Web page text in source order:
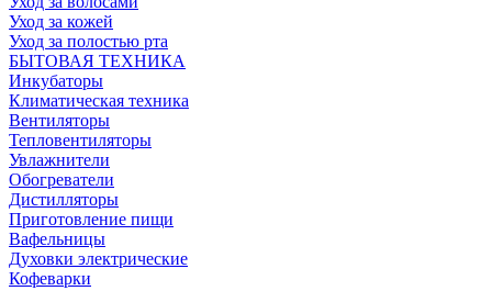
Уход за кожей
Уход за полостью рта
БЫТОВАЯ ТЕХНИКА
Инкубаторы
Климатическая техника
Вентиляторы
Тепловентиляторы
Увлажнители
Обогреватели
Дистилляторы
Приготовление пищи
Вафельницы
Духовки электрические
Кофеварки